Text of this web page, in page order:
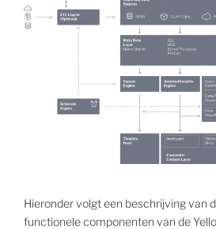
Hieronder volgt een beschrijving van
functionele componenten van de